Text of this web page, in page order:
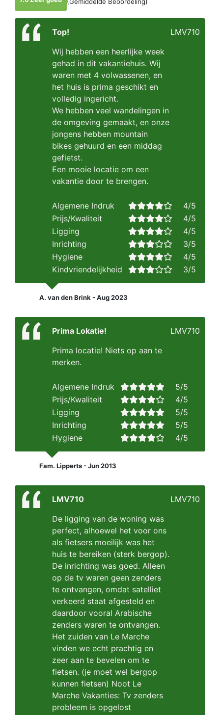
Top!
Wij hebben een heerlijke week
gehad in dit vakantiehuis. Wij
waren met 4 volwassenen, en
het huis is prima geschikt en
volledig ingericht.
We hebben veel wandelingen in
de omgeving gemaakt, en onze
jongens hebben mountain
bikes gehuurd en een middag
gefietst.
Een mooie locatie om een
vakantie door te brengen.
LMV710
Algemene Indruk
4/5
Prijs/Kwaliteit
4/5
Ligging
4/5
Inrichting
3/5
Hygiene
4/5
Kindvriendelijkheid
3/5
A. van den Brink - Aug 2023
Prima Lokatie!
Prima locatie! Niets op aan te
merken.
LMV710
Algemene Indruk
5/5
Prijs/Kwaliteit
4/5
Ligging
5/5
Inrichting
5/5
Hygiene
4/5
Fam. Lipperts - Jun 2013
LMV710
De ligging van de woning was
perfect, alhoewel het voor ons
als fietsers moeilijk was het
huis te bereiken (sterk bergop).
De inrichting was goed. Alleen
op de tv waren geen zenders
te ontvangen, omdat satelliet
verkeerd staat afgesteld en
daardoor vooral Arabische
zenders waren te ontvangen.
Het zuiden van Le Marche
vinden we echt prachtig en
zeer aan te bevelen om te
fietsen. (je moet wel bergop
kunnen fietsen) Noot Le
Marche Vakanties: Tv zenders
probleem is opgelost
LMV710